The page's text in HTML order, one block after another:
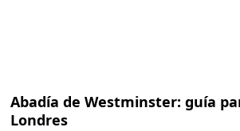
Abadía de Westminster: guía
Londres